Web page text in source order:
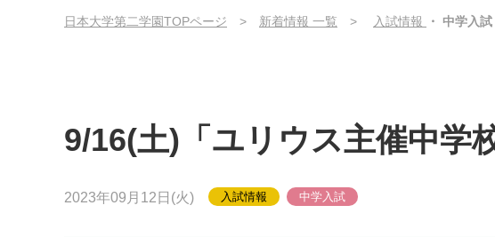
日本大学第二学園TOPページ 新着情報 一覧 入試情報 ・ 中学入試
9/16(土)「ユリウス主催中学
2023年09月12日(火) 入試情報 中学入試